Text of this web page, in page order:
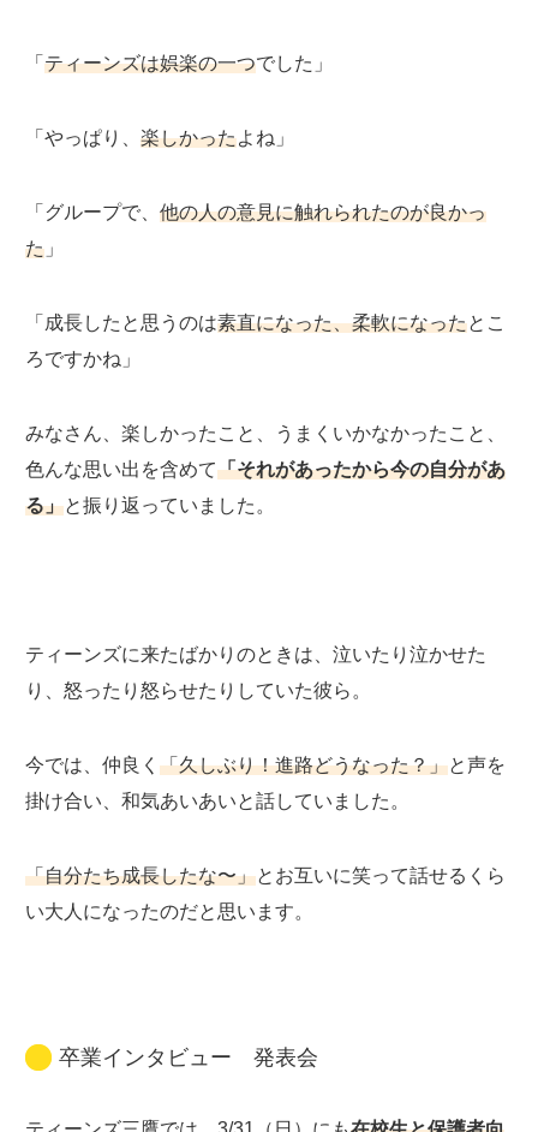
「 ティーンズは娯楽の一つでした」
「やっぱり、 楽しかったよね」
「グループで、 他の人の意見に触れられたのが良かっ
た 」
「成長したと思うのは素直になった、柔軟になったとこ
ろですかね」
みなさん、楽しかったこと、うまくいかなかったこと、
色んな思い出を含めて「それがあったから今の自分があ
る」と振り返っていました。
ティーンズに来たばかりのときは、泣いたり泣かせた
り、怒ったり怒らせたりしていた彼ら。
今では、仲良く 「久しぶり！進路どうなった？」と声を
掛け合い、和気あいあいと話していました。
「自分たち成長したな〜」とお互いに笑って話せるくら
い大人になったのだと思います。
卒業インタビュー 発表会